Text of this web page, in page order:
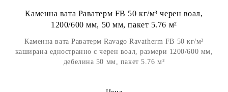
Каменна вата Раватерм FB 50 кг/м³ черен воал,
1200/600 мм, 50 мм, пакет 5.76 м²
Каменна вата Раватерм Ravago Ravatherm FB 50 кг/м³
каширана едностранно с черен воал, размери 1200/600 мм,
дебелина 50 мм, пакет 5.76 м²